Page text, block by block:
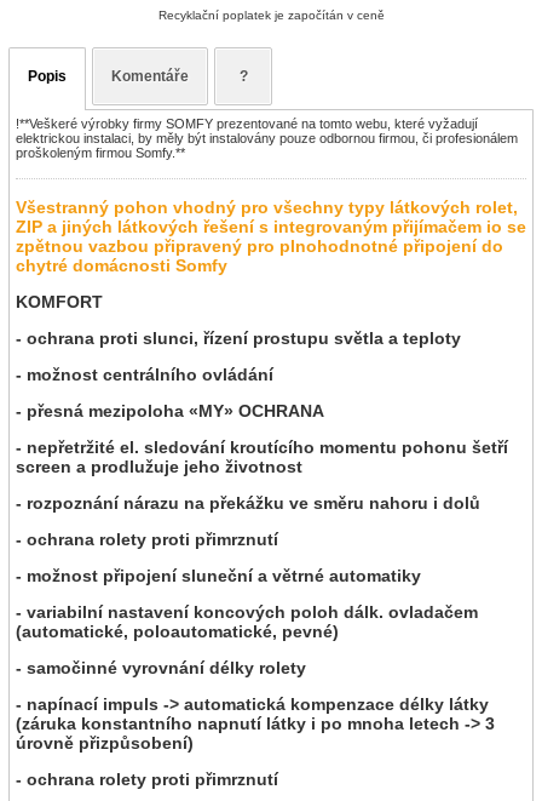
Recyklační poplatek je započítán v ceně
Popis Komentáře ?
!**Veškeré výrobky firmy SOMFY prezentované na tomto webu, které vyžadují
elektrickou instalaci, by měly být instalovány pouze odbornou firmou, či profesionálem
proškoleným firmou Somfy.**
Všestranný pohon vhodný pro všechny typy látkových rolet,
ZIP a jiných látkových řešení s integrovaným přijímačem io se
zpětnou vazbou připravený pro plnohodnotné připojení do
chytré domácnosti Somfy
KOMFORT
- ochrana proti slunci, řízení prostupu světla a teploty
- možnost centrálního ovládání
- přesná mezipoloha «MY» OCHRANA
- nepřetržité el. sledování kroutícího momentu pohonu šetří
screen a prodlužuje jeho životnost
- rozpoznání nárazu na překážku ve směru nahoru i dolů
- ochrana rolety proti přimrznutí
- možnost připojení sluneční a větrné automatiky
- variabilní nastavení koncových poloh dálk. ovladačem
(automatické, poloautomatické, pevné)
- samočinné vyrovnání délky rolety
- napínací impuls -> automatická kompenzace délky látky
(záruka konstantního napnutí látky i po mnoha letech -> 3
úrovně přizpůsobení)
- ochrana rolety proti přimrznutí